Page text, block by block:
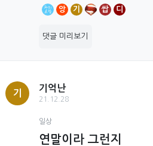
앙 기 쌉 디
댓글 미리보기
기
기억난
21.12.28
일상
연말이라 그런지